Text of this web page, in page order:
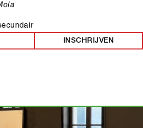
INSCHRIJVEN